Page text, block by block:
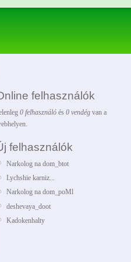
felhasználók
0 felhasználó és 0 vendég van a
felhasználók
Narkolog na dom_btot
Lychshie karniz...
Narkolog na dom_poMl
deshevaya_doot
Kadokenhalty